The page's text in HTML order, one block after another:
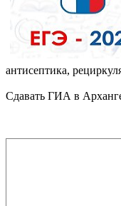
антисептика,
Сдавать ГИА в